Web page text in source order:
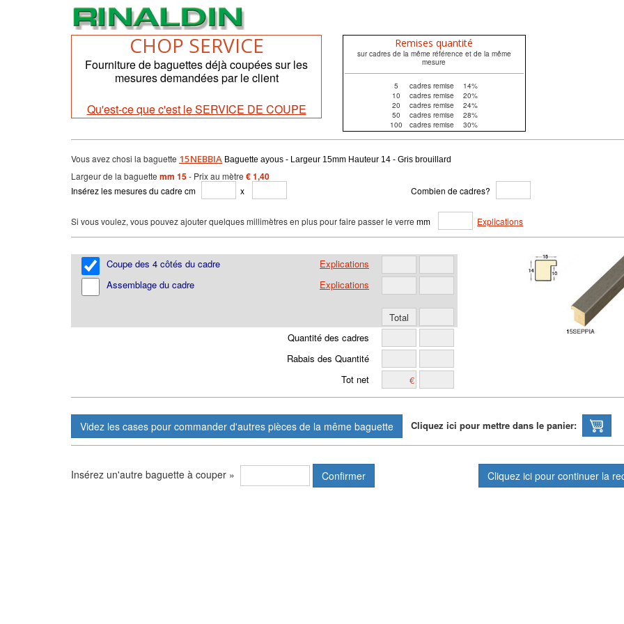
CHOP SERVICE
Fourniture de baguettes déjà coupées sur les
mesures demandées par le client
Qu'est-ce que c'est le SERVICE DE COUPE
Remises quantité
sur cadres de la même référence et de la même
mesure
5 cadres remise
14%
10
cadres remise
20%
20
cadres remise
24%
50
cadres remise
28%
100
cadres remise 30%
Vous avez chosi la baguette 15NEBBIA Baguette ayous - Largeur 15mm Hauteur 14 - Gris brouillard
Largeur de la baguette mm 15- Prix au mètre € 1,40
Insérez les mesures du cadre cm x Combien de cadres?
Si vous voulez, vous pouvez ajouter quelques millimètres en plus pour faire passer le verre mm Explications
Coupe des 4 côtés du cadre
Explications
Assemblage du cadre
Explications
Quantité des cadres
Rabais des Quantité
Tot net
Cliquez ici pour mettre dans le panier:
Insérez un'autre baguette à couper » Cliquez ici pour continuer la